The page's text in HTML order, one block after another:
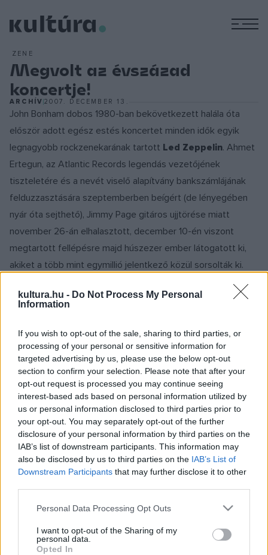
kultura.hu - Do Not Process My Personal
Information
If you wish to opt-out of the sale, sharing to third parties, or
processing of your personal or sensitive information for
targeted advertising by us, please use the below opt-out
section to confirm your selection. Please note that after your
opt-out request is processed you may continue seeing
interest-based ads based on personal information utilized by
us or personal information disclosed to third parties prior to
your opt-out. You may separately opt-out of the further
disclosure of your personal information by third parties on the
IAB’s list of downstream participants. This information may
also be disclosed by us to third parties on the IAB’s List of
Downstream Participants that may further disclose it to other
Please note that this website/app uses one or more Google
not limited to your visit or usage behaviour. You may click to
grant or deny consent to Google and its third-party tags to
Personal Data Processing Opt Outs
I want to opt-out of the Sharing of my
personal data.
Opted In
ZENE
Megvolt az évszázad
koncertje!
ARCHÍV2007. DECEMBER 13.
John Bonham dobos 1980-ban bekövetkezett halála óta
először adott egész estés koncertet minden idők egyik
legnagyobb rockzenekarának tartott Led Zeppelin. Ahmet
Ertegun, az Atlantic Records legendás vezetőjének
tiszteletére és a nevét viselő alapítvány bankszámlájának
felduzzasztására szeptemberben beígért (de lényegében
nyár óta sejthető), Jimmy Page gitáros ujjtörése miatt
november 26-án elhalasztott, december 10-én viszont
megtartott fellépésre majd húszezer ember látogatott ki,
akiket a több mint egymillió jelentkező közül sorsolták ki.
A Telegraph beszámolója szerint a koncertre - csakúgy
melegítő együttes aGood Times Bad Timescímű számmal
indított, amitJason Bonhamdobszólója vezetett fel. A
négyes tizenhat dalt adott elő, és természetesen
felcsendültek a legnagyobb slágerek, aStairway To
Heaven, aWhole Lotta Lovevagy a Kashmir, de
meglepetést is tartogatott a publikumnak Jimmy Page,
Robert Plant,John Paul JonesésJason Bonham . Az
1976-osPresence-en helyet kapott For Your Life című
szerzeményt korábban még sosem adták elő élőben.
jobb volt, mint valaha. A BBC Plant kirobbanó energiájáról
ír, a New York Times a bluesos gyökerek felelevenítését
dicséri (és örül, hogy a banda nem azt a - mostanában